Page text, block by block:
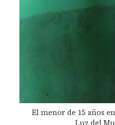
El menor de 15 años
Luz del